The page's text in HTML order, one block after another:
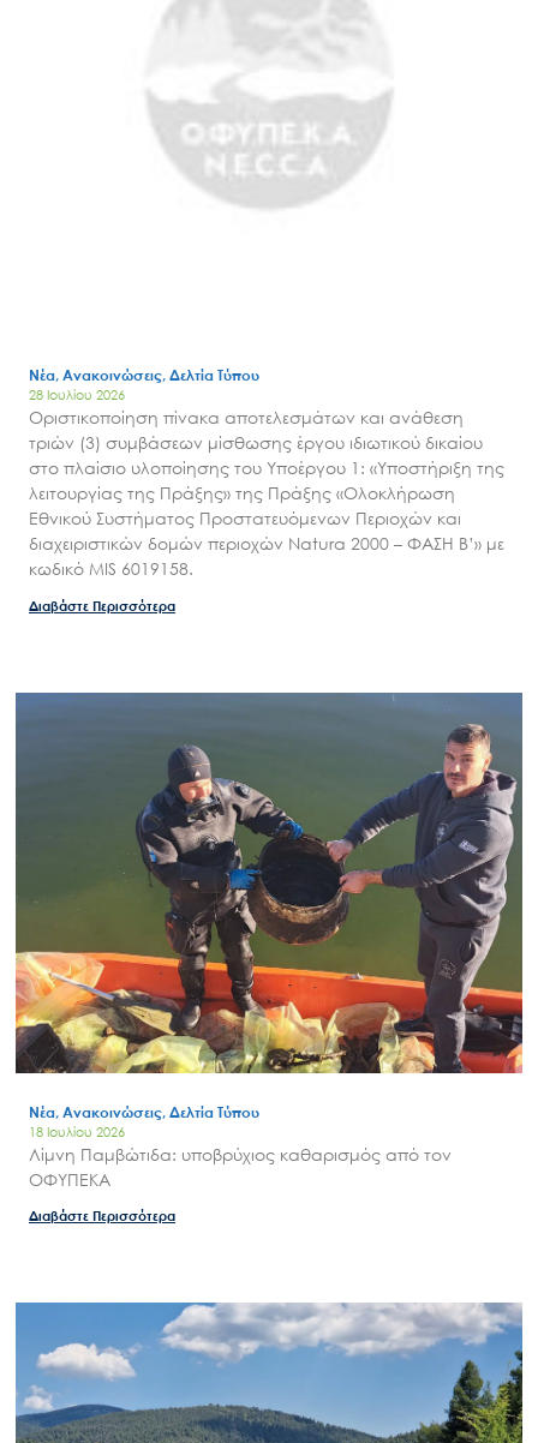
Νέα, Ανακοινώσεις, Δελτία Τύπου
28 Ιουλίου 2026
Οριστικοποίηση πίνακα αποτελεσμάτων και ανάθεση
τριών (3) συμβάσεων μίσθωσης έργου ιδιωτικού δικαίου
στο πλαίσιο υλοποίησης του Υποέργου 1: «Υποστήριξη της
λειτουργίας της Πράξης» της Πράξης «Ολοκλήρωση
Εθνικού Συστήματος Προστατευόμενων Περιοχών και
διαχειριστικών δομών περιοχών Natura 2000 – ΦΑΣΗ Β’» με
κωδικό MIS 6019158.
Διαβάστε Περισσότερα
Νέα, Ανακοινώσεις, Δελτία Τύπου
18 Ιουλίου 2026
Λίμνη Παμβώτιδα: υποβρύχιος καθαρισμός από τον
ΟΦΥΠΕΚΑ
Διαβάστε Περισσότερα